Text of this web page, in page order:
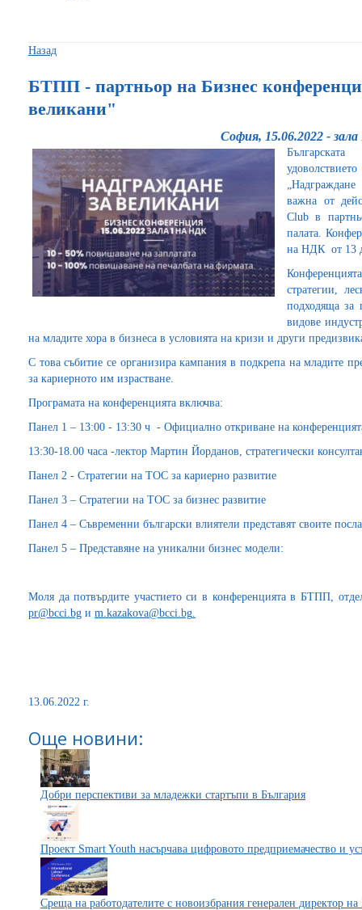
Назад
БТПП - партньор на Бизнес
великани"
София, 15.06.2022 -
важна от
Club в
палата.
на НДК от 13
стратегии,
подходяща за
видове
на младите хора в бизнеса в условията на кризи и други
С това събитие се организира кампания в подкрепа на младите
за кариерното им израстване.
Програмата на конференцията включва:
Панел 1 – 13:00 - 13:30 ч - Официално откриване на
13:30-18.00 часа -лектор Мартин Йорданов, стратегически
Панел 2 - Стратегии на ТОС за кариерно развитие
Панел 3 – Стратегии на ТОС за бизнес развитие
Панел 4 – Съвременни български влиятели представят своите
Панел 5 – Представяне на уникални бизнес модели:
Моля да потвърдите участието си в конференцията в БТПП,
pr@bcci.bg и m.kazakova@bcci.bg.
13.06.2022 г.
Още новини:
Добри перспективи за младежки стартъпи в България
Проект Smart Youth насърчава цифровото предприемачество и
Среща на работодателите с новоизбрания генерален директор